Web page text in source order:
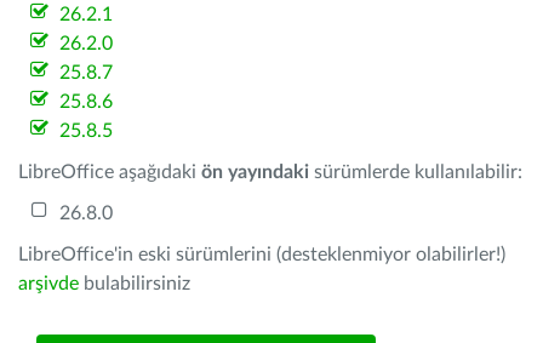
26.2.1
26.2.0
25.8.7
25.8.6
25.8.5
LibreOffice aşağıdaki ön yayındaki sürümlerde kullanılabilir:
26.8.0
LibreOffice'in eski sürümlerini (desteklenmiyor olabilirler!)
arşivde bulabilirsiniz